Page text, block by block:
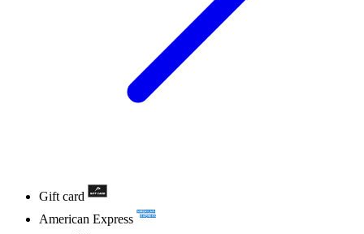
Gift card
American Express